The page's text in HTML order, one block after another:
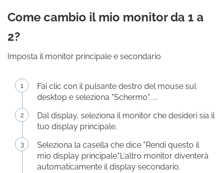
Come cambio il mio monitor da 1 a
2?
Imposta il monitor principale e secondario
Fai clic con il pulsante destro del mouse sul
desktop e seleziona "Schermo". ...
Dal display, seleziona il monitor che desideri sia il
tuo display principale.
Seleziona la casella che dice "Rendi questo il
mio display principale."L'altro monitor diventerà
automaticamente il display secondario.